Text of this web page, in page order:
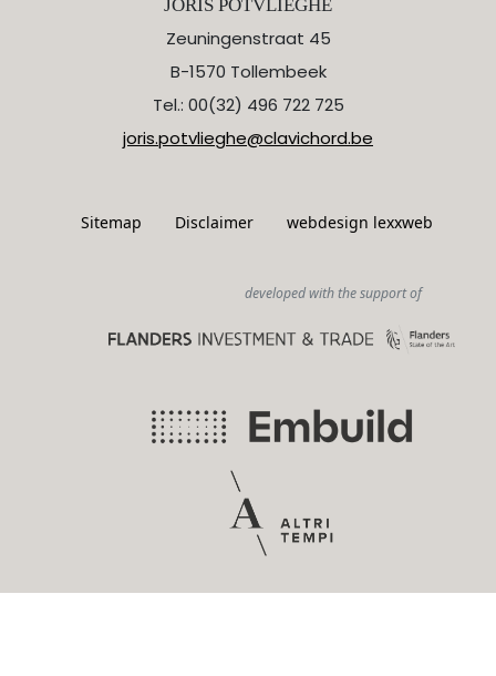
JORIS POTVLIEGHE
Zeuningenstraat 45
B-1570 Tollembeek
Tel.: 00(32) 496 722 725
joris.potvlieghe@clavichord.be
Sitemap Disclaimer webdesign lexxweb
developed with the support of